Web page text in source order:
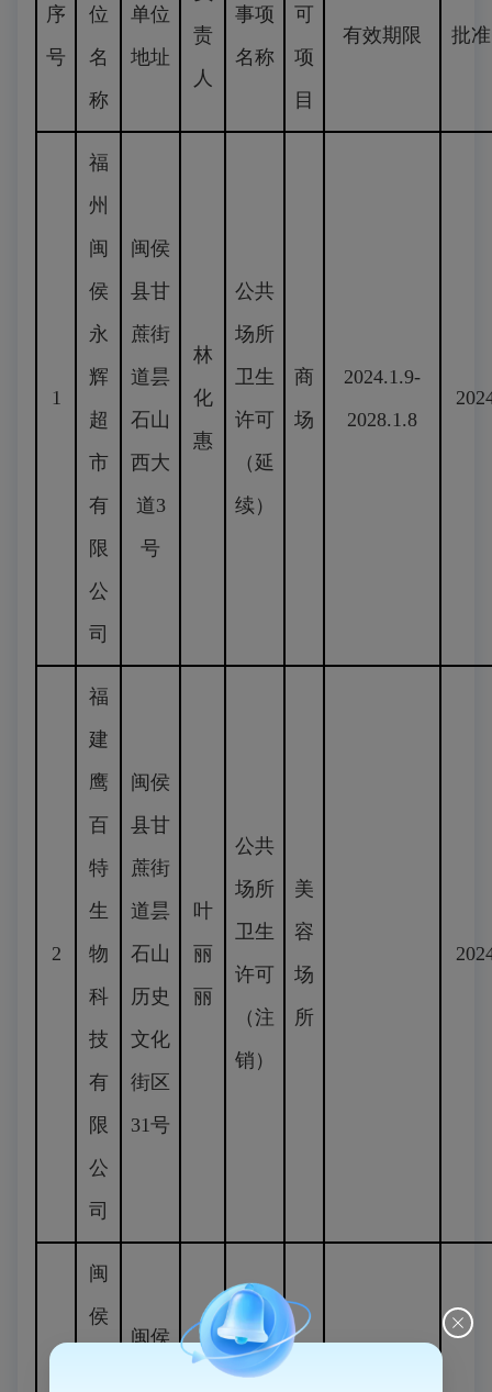
序
号
位
名
称
单位
地址
责
人
事项
名称
可
项
目
有效期限 批
1
福
州
闽
侯
永
辉
超
市
有
限
公
司
闽侯
县甘
蔗街
道昙
石山
西大
道3
号
林
化
惠
公共
场所
卫生
许可
（延
续）
商
场
2024.1.9-
2028.1.8
2
福
建
鹰
百
特
生
物
科
技
有
限
公
司
闽侯
县甘
蔗街
道昙
石山
历史
文化
街区
31号
叶
丽
丽
公共
场所
卫生
许可
（注
销）
美
容
场
所
闽
侯
闽侯
公共